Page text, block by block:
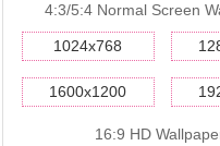
4:3/5:4 Normal Screen
1024x768
1600x1200
16:9 HD